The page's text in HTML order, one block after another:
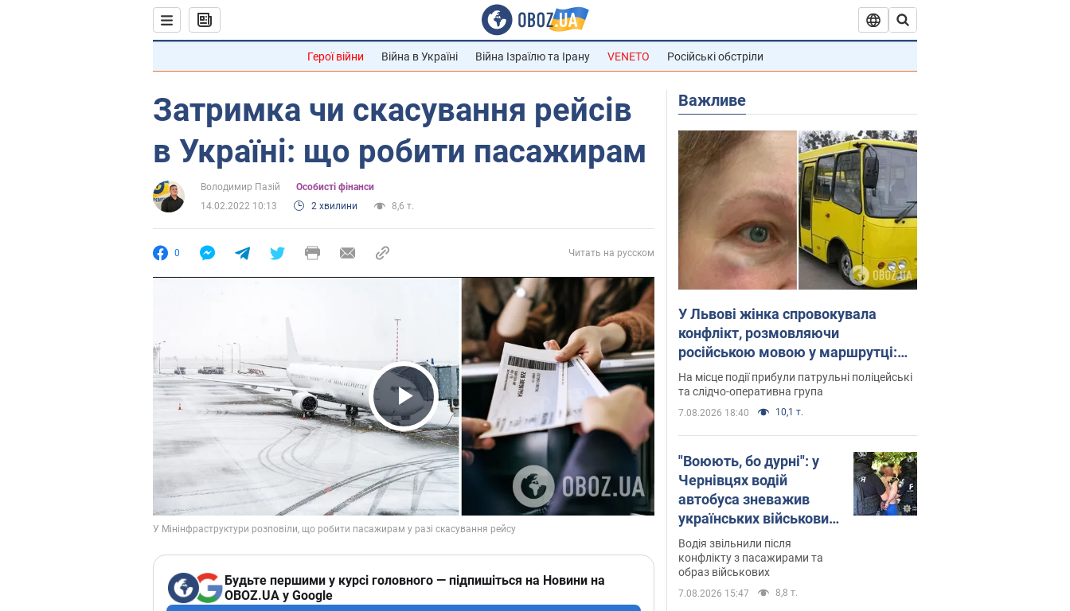
Герої війни Війна в Україні Війна Ізраїлю та Ірану VENETO Російські обстріли
Затримка чи скасування рейсів
в Україні: що робити пасажирам
Володимир Пазій
Особисті фінанси
14.02.2022 10:13
2 хвилини 8,6 т.
0 Читать на русском
Play Video
Будьте першими у курсі головного — підпишіться на Новини на
OBOZ.UA у Google
Важливе
У Львові жінка спровокувала
конфлікт, розмовляючи
російською мовою у маршрутці:
поліція склала адмінпротокол.
Відео
На місце події прибули патрульні поліцейські
та слідчо-оперативна група
7.08.2026 18:40 10,1 т.
"Воюють, бо дурні": у
Чернівцях водій
автобуса зневажив
українських військових
і поплатився. Відео
Водія звільнили після
конфлікту з пасажирами та
образ військових
7.08.2026 15:47 8,8 т.